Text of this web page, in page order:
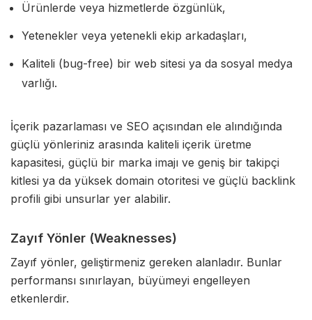
Ürünlerde veya hizmetlerde özgünlük,
Yetenekler veya yetenekli ekip arkadaşları,
Kaliteli (bug-free) bir web sitesi ya da sosyal medya
varlığı.
İçerik pazarlaması ve SEO açısından ele alındığında
güçlü yönleriniz arasında kaliteli içerik üretme
kapasitesi, güçlü bir marka imajı ve geniş bir takipçi
kitlesi ya da yüksek domain otoritesi ve güçlü backlink
profili gibi unsurlar yer alabilir.
Zayıf Yönler (Weaknesses)
Zayıf yönler, geliştirmeniz gereken alanladır. Bunlar
performansı sınırlayan, büyümeyi engelleyen
etkenlerdir.